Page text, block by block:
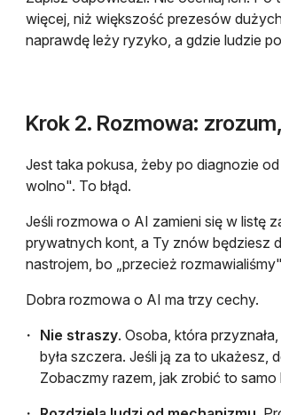
więcej, niż większość prezesów
naprawdę leży ryzyko, a gdzie ludzie
Krok 2. Rozmowa:
Jest taka pokusa, żeby po diagnozie
wolno". To błąd.
Jeśli rozmowa o AI zamieni się w listę
prywatnych kont, a Ty znów będziesz
nastrojem, bo „przecież
Dobra rozmowa o AI ma trzy cechy.
Nie straszy. Osoba, która
była szczera. Jeśli ją za to ukażesz,
Zobaczmy razem, jak zrobić to